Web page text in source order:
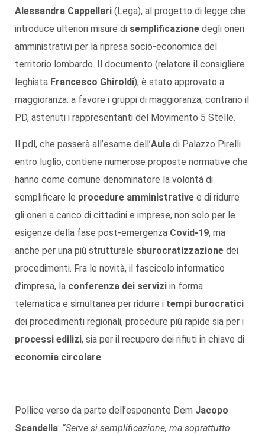
Alessandra Cappellari (Lega), al progetto di legge che
introduce ulteriori misure di semplificazione degli oneri
amministrativi per la ripresa socio-economica del
territorio lombardo. Il documento (relatore il consigliere
leghista Francesco Ghiroldi), è stato approvato a
maggioranza: a favore i gruppi di maggioranza, contrario il
PD, astenuti i rappresentanti del Movimento 5 Stelle.
Il pdl, che passerà all’esame dell’Aula di Palazzo Pirelli
entro luglio, contiene numerose proposte normative che
hanno come comune denominatore la volontà di
semplificare le procedure amministrative e di ridurre
gli oneri a carico di cittadini e imprese, non solo per le
esigenze della fase post-emergenza Covid-19, ma
anche per una più strutturale sburocratizzazione dei
procedimenti. Fra le novità, il fascicolo informatico
d’impresa, la conferenza dei servizi in forma
telematica e simultanea per ridurre i tempi burocratici
dei procedimenti regionali, procedure più rapide sia per i
processi edilizi, sia per il recupero dei rifiuti in chiave di
economia circolare.
Pollice verso da parte dell’esponente Dem Jacopo
Scandella: “Serve sì semplificazione, ma soprattutto